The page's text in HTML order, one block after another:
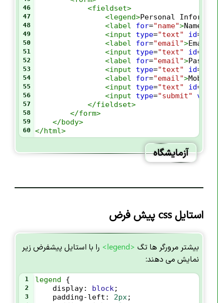
46 <fieldset>
47 <legend>Personal
48 <label for="name">Name:
49 <input type="text" id=
50 <label for="email">Email:
51 <input type="text" id=
52 <label for="email">
53 <input type="text" id=
54 <label for="email">
55 <input type="text" id=
56 <input type="submit"
57 </fieldset>
58 </form>
59 </body>
60 </html>
آزمایشگاه
استایل css پیش فرض
بیشتر مرورگر ها تگ <legend>
را با استایل پیشفرض زیر
نمایش می دهند:
1 legend {
2 display: block;
3 padding-left : 2px;